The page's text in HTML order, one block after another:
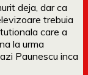
deja, dar ca
trebuia
care a
la urma
Paunescu inca